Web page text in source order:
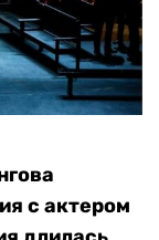
с актером